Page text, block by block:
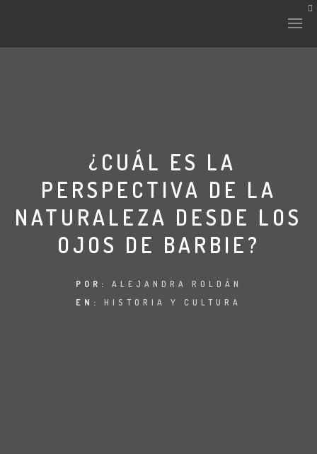
¿CUÁL ES LA
PERSPECTIVA DE LA
NATURALEZA DESDE LOS
OJOS DE BARBIE?
POR: ALEJANDRA ROLDÁN
EN: HISTORIA Y CULTURA